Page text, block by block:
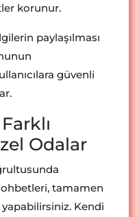
korunur.
paylaşılması
güvenli
Odalar
tamamen
yapabilirsiniz. Kendi